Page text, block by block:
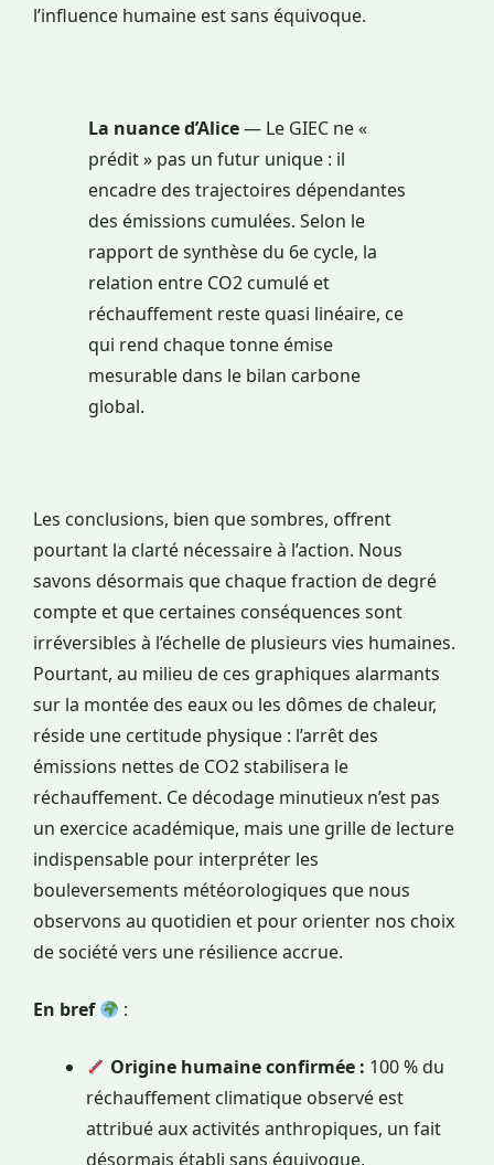
l’influence humaine est sans équivoque.
La nuance d’Alice— Le GIEC ne «
prédit » pas un futur unique : il
encadre des trajectoires dépendantes
des émissions cumulées. Selon le
rapport de synthèse du 6e cycle, la
relation entre CO2 cumulé et
réchauffement reste quasi linéaire, ce
qui rend chaque tonne émise
mesurable dans le bilan carbone
global.
Les conclusions, bien que sombres, offrent
pourtant la clarté nécessaire à l’action. Nous
savons désormais que chaque fraction de degré
compte et que certaines conséquences sont
irréversibles à l’échelle de plusieurs vies humaines.
Pourtant, au milieu de ces graphiques alarmants
sur la montée des eaux ou les dômes de chaleur,
réside une certitude physique : l’arrêt des
émissions nettes de CO2 stabilisera le
réchauffement. Ce décodage minutieux n’est pas
un exercice académique, mais une grille de lecture
indispensable pour interpréter les
bouleversements météorologiques que nous
observons au quotidien et pour orienter nos choix
de société vers une résilience accrue.
En bref :
Origine humaine confirmée : 100 % du
réchauffement climatique observé est
attribué aux activités anthropiques, un fait
désormais établi sans équivoque.